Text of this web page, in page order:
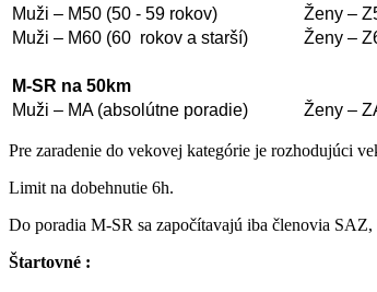
Muži – M50 (50 - 59 rokov)
Ženy –
Muži – M60 (60 rokov a starší)
Ženy –
M-SR na 50km
Muži – MA (absolútne poradie)
Ženy –
Pre zaradenie do vekovej kategórie je rozhodujúci
Limit na dobehnutie 6h.
Do poradia M-SR sa započítavajú iba členovia
Štartovné :